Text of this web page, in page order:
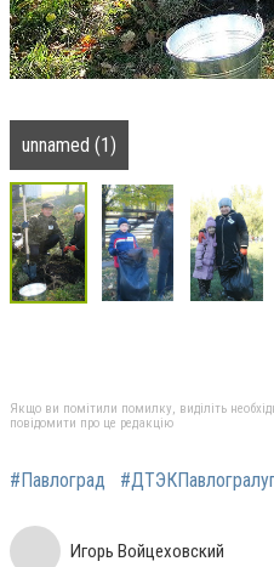
unnamed (1)
Якщо ви помітили помилку, виділіть
повідомити про це редакцію
#Павлоград
Игорь Войцеховский